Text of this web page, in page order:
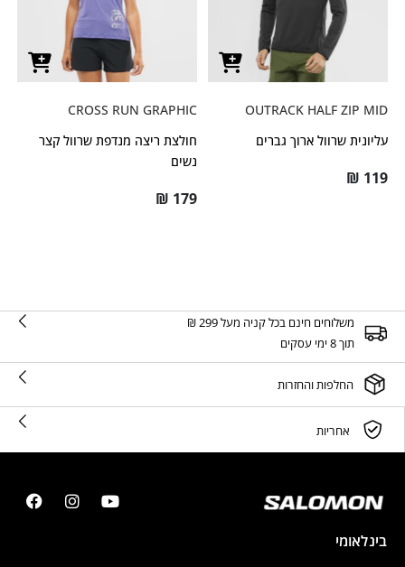
OUTRACK HALF ZIP MID
עליונית שרוול ארוך גברים
₪ 119
CROSS RUN GRAPHIC
חולצת ריצה מנדפת שרוול קצר
נשים
₪ 179
משלוחים חינם בכל קניה מעל 299 ₪
תוך 8 ימי עסקים
החלפות והחזרות
אחריות
בינלאומי